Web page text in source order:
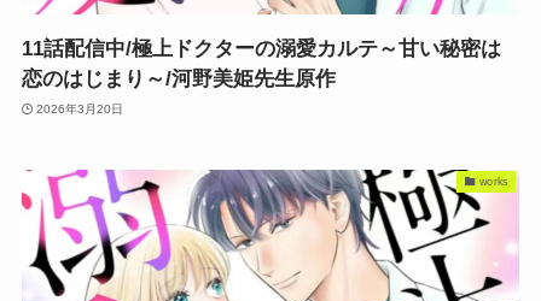
11話配信中/極上ドクターの溺愛カルテ～甘い秘密は
恋のはじまり～/河野美姫先生原作
2026年3月20日
works